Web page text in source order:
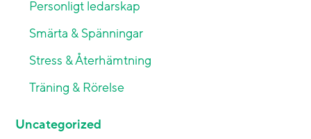
Personligt ledarskap
Smärta & Spänningar
Stress & Återhämtning
Träning & Rörelse
Uncategorized